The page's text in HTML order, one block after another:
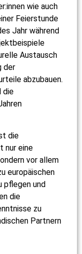
wie auch
Feierstunde
Jahr während
Austausch
der
abzubauen.
die
die
nur eine
vor allem
europäischen
pflegen und
die
zu
Partnern